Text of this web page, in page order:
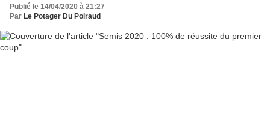
Publié le 14/04/2020 à 21:27
Par Le Potager Du Poiraud